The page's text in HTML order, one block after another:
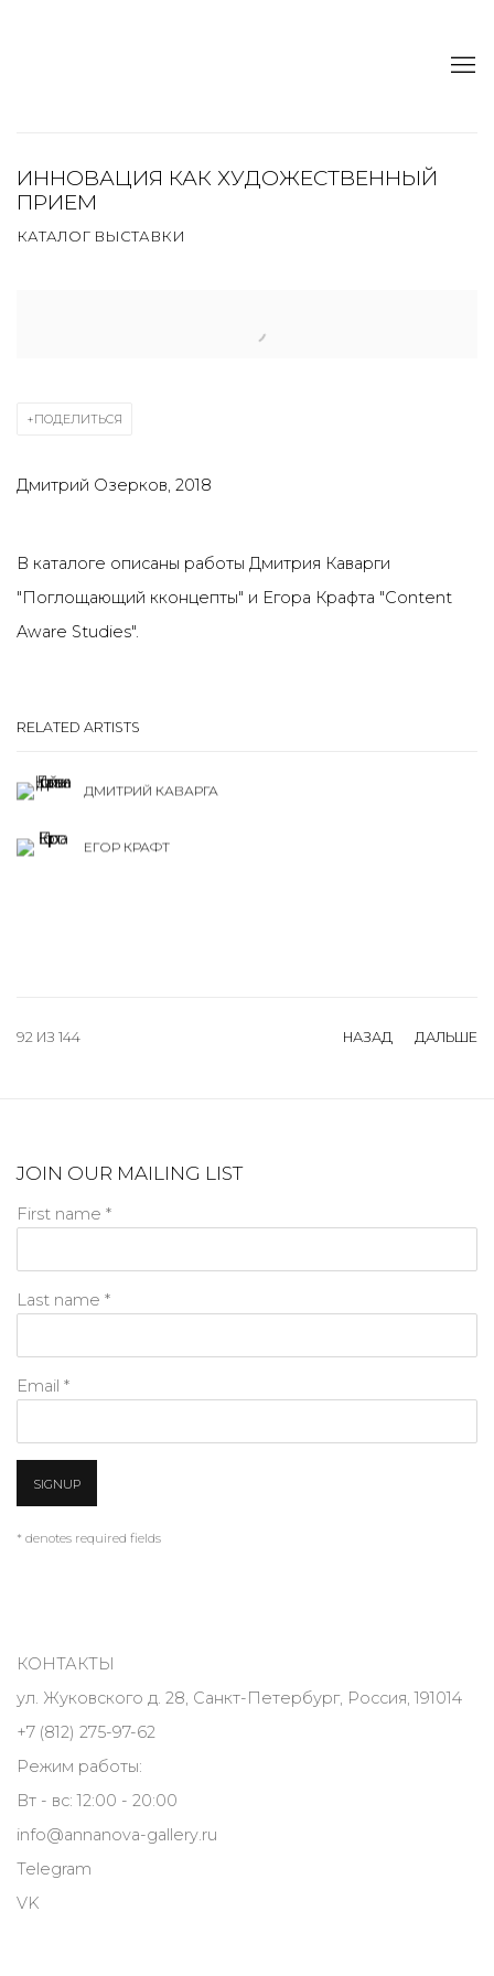
ИННОВАЦИЯ КАК ХУДОЖЕСТВЕННЫЙ
ПРИЕМ
КАТАЛОГ ВЫСТАВКИ
ПОДЕЛИТЬСЯ
Дмитрий Озерков, 2018
В каталоге описаны работы Дмитрия Каварги
"Поглощающий кконцепты" и Егора Крафта "Content
Aware Studies".
RELATED ARTISTS
ДМИТРИЙ КАВАРГА
ЕГОР КРАФТ
НАЗАД ДАЛЬШЕ
92 ИЗ 144
JOIN OUR MAILING LIST
First name *
Last name *
Email *
SIGNUP
* denotes required fields
КОНТАКТЫ
ул. Жуковского д. 28, Санкт-Петербург, Россия, 191014
+7 (812) 275-97-62
Режим работы:
Вт - вс: 12:00 - 20:00
info@annanova-gallery.ru
Telegram
VK